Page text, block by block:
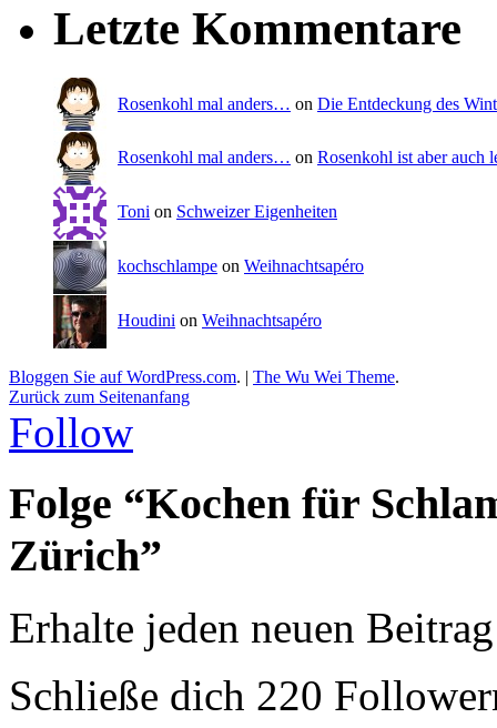
Letzte Kommentare
Rosenkohl mal anders… on Die Entdeckung des
Rosenkohl mal anders… on Rosenkohl ist aber auch
Toni on Schweizer Eigenheiten
kochschlampe on Weihnachtsapéro
Houdini on Weihnachtsapéro
Bloggen Sie auf WordPress.com. | The Wu Wei Theme.
Zurück zum Seitenanfang
Follow
Folge “Kochen für
Zürich”
Erhalte jeden neuen
Schließe dich 220